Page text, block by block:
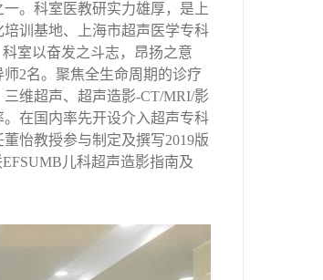
。科室医教研实力雄厚，是上
培训基地、上海市超声医学专科
室以奋发之斗志，昂扬之意
师2名。聚焦全生命周期的诊疗
维超声、超声造影-CT/MRI/影
在国内率先开设介入超声专科
怡教授参与制定及撰写2019版
EFSUMB 儿科超声造影指南及